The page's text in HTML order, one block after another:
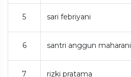
5 sari febriyani
6 santri anggun maharani
7 rizki pratama